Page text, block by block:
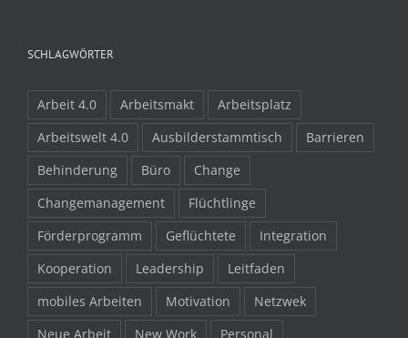
SCHLAGWÖRTER
Arbeit 4.0 Arbeitsmakt
Arbeitsplatz
Arbeitswelt 4.0
Ausbilderstammtisch
Barrieren
Behinderung
Büro
Change
Changemanagement
Flüchtlinge
Förderprogramm
Geflüchtete
Integration
Kooperation
Leadership
Leitfaden
mobiles Arbeiten
Motivation
Netzwek
Neue Arbeit
New Work Personal